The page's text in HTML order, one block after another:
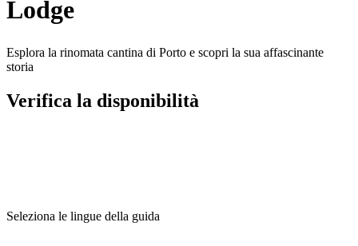
Lodge
Esplora la rinomata cantina di Porto e scopri la sua affascinante
storia
Verifica la disponibilità
Seleziona le lingue della guida